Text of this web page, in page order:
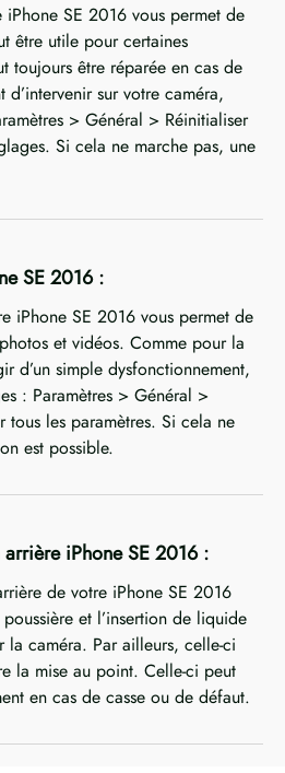
iPhone SE 2016 vous permet de
être utile pour certaines
toujours être réparée en cas de
sur votre caméra,
> Général > Réinitialiser
Si cela ne marche pas, une
SE 2016 :
iPhone SE 2016 vous permet de
et vidéos. Comme pour la
d’un simple dysfonctionnement,
: Paramètres > Général >
tous les paramètres. Si cela ne
est possible.
iPhone SE 2016 :
de votre iPhone SE 2016
et l’insertion de liquide
caméra. Par ailleurs, celle-ci
la mise au point. Celle-ci peut
en cas de casse ou de défaut.